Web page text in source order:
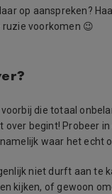
op aanspreken?
voorkomen 😉
die totaal
begint! Probeer
waar het echt
niet durft aan te
kijken, of gewoon